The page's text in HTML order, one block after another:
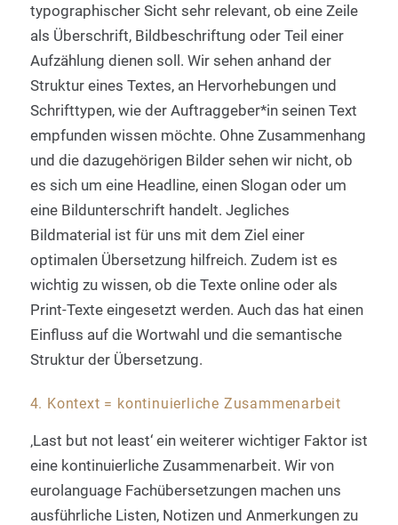
typographischer Sicht sehr relevant, ob eine Zeile
als Überschrift, Bildbeschriftung oder Teil einer
Aufzählung dienen soll. Wir sehen anhand der
Struktur eines Textes, an Hervorhebungen und
Schrifttypen, wie der Auftraggeber*in seinen Text
empfunden wissen möchte. Ohne Zusammenhang
und die dazugehörigen Bilder sehen wir nicht, ob
es sich um eine Headline, einen Slogan oder um
eine Bildunterschrift handelt. Jegliches
Bildmaterial ist für uns mit dem Ziel einer
optimalen Übersetzung hilfreich. Zudem ist es
wichtig zu wissen, ob die Texte online oder als
Print-Texte eingesetzt werden. Auch das hat einen
Einfluss auf die Wortwahl und die semantische
Struktur der Übersetzung.
4. Kontext = kontinuierliche Zusammenarbeit
‚Last but not least‘ ein weiterer wichtiger Faktor ist
eine kontinuierliche Zusammenarbeit. Wir von
eurolanguage Fachübersetzungen machen uns
ausführliche Listen, Notizen und Anmerkungen zu